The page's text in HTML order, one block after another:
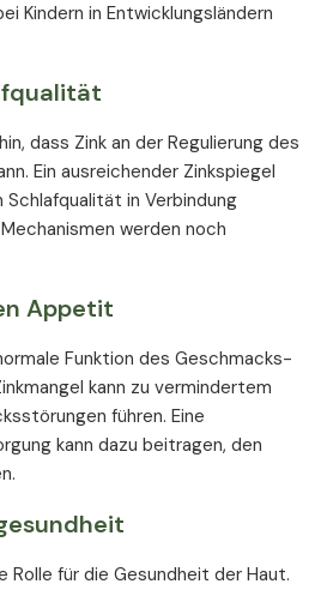
Kindern in Entwicklungsländern
dass Zink an der Regulierung des
Ein ausreichender Zinkspiegel
in Verbindung
werden noch
Appetit
Funktion des Geschmacks-
kann zu vermindertem
führen. Eine
kann dazu beitragen, den
Rolle für die Gesundheit der Haut.